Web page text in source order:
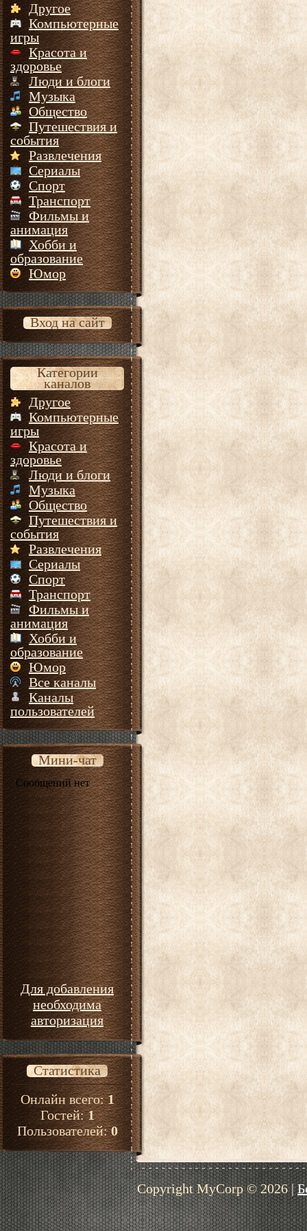
Другое
Компьютерные
игры
Красота и
здоровье
Люди и блоги
Музыка
Общество
Путешествия и
события
Развлечения
Сериалы
Спорт
Транспорт
Фильмы и
анимация
Хобби и
образование
Юмор
Вход на сайт
Категории
каналов
Другое
Компьютерные
игры
Красота и
здоровье
Люди и блоги
Музыка
Общество
Путешествия и
события
Развлечения
Сериалы
Спорт
Транспорт
Фильмы и
анимация
Хобби и
образование
Юмор
Все каналы
Каналы
пользователей
Мини-чат
Для добавления
необходима
авторизация
Статистика
Онлайн всего:1
Гостей:1
Пользователей:0
Copyright MyCorp © 2026|